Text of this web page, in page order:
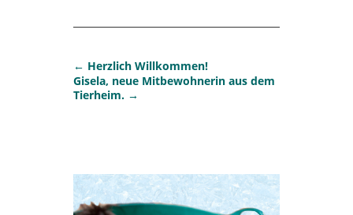
← Herzlich Willkommen!
Gisela, neue Mitbewohnerin aus dem
Tierheim.→